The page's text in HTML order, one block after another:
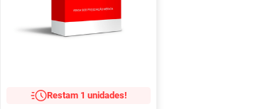
Restam 1 unidades!